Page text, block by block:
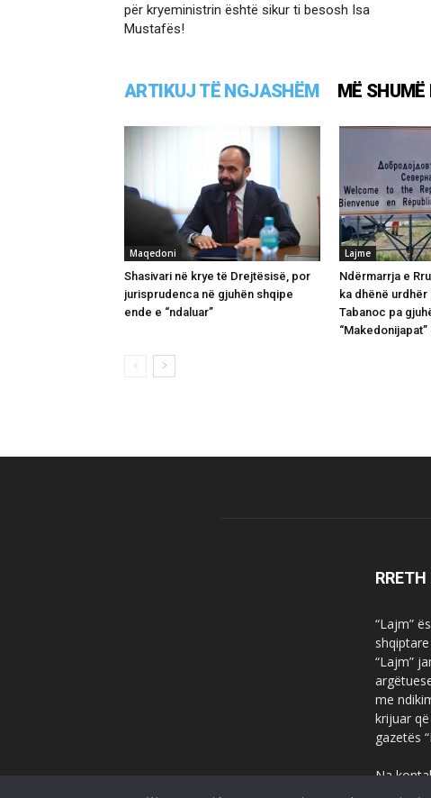
për kryeministrin është sikur ti besosh Isa
Mustafës!
ARTIKUJ TË NGJASHËM MË
Maqedoni
Shasivari në krye të Drejtësisë, por
jurisprudenca në gjuhën shqipe
ende e “ndaluar”
Lajme
Ndërmarrja e
ka dhënë
Tabanoc pa
“Lajm”
“Lajm”
me
krijuar
gazetës
Na